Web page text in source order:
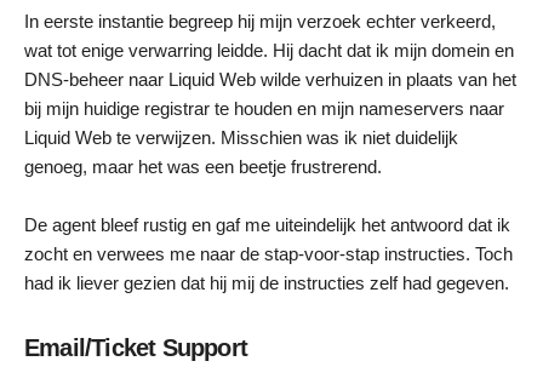
In eerste instantie begreep hij mijn verzoek echter verkeerd,
wat tot enige verwarring leidde. Hij dacht dat ik mijn domein en
DNS-beheer naar Liquid Web wilde verhuizen in plaats van het
bij mijn huidige registrar te houden en mijn nameservers naar
Liquid Web te verwijzen. Misschien was ik niet duidelijk
genoeg, maar het was een beetje frustrerend.
De agent bleef rustig en gaf me uiteindelijk het antwoord dat ik
zocht en verwees me naar de stap-voor-stap instructies. Toch
had ik liever gezien dat hij mij de instructies zelf had gegeven.
Email/Ticket Support